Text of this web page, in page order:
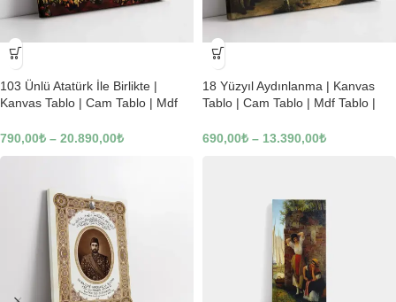
-23%
103 Ünlü Atatürk İle Birlikte |
Kanvas Tablo | Cam Tablo | Mdf
790,00₺ – 20.890,00₺
-23%
18 Yüzyıl Aydınlanma | Kanvas
Tablo | Cam Tablo | Mdf Tablo |
690,00₺ – 13.390,00₺